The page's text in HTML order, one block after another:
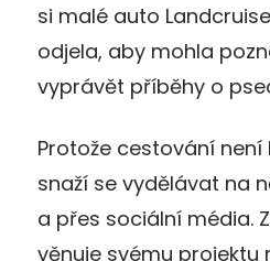
si malé auto
odjela, aby mohla
vyprávět příběhy o
Protože cestování není
snaží se vydělávat na
a přes sociální média.
věnuje svému projektu